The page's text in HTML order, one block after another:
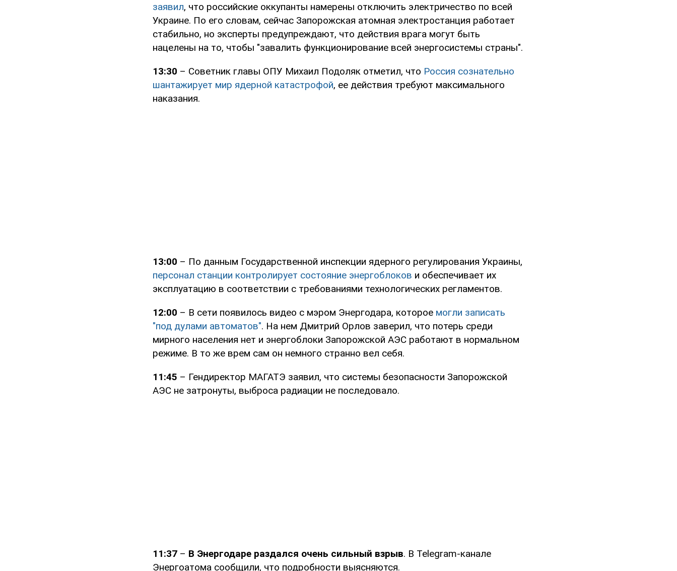
заявил, что российские оккупанты намерены отключить электричество по всей
Украине. По его словам, сейчас Запорожская атомная электростанция работает
стабильно, но эксперты предупреждают, что действия врага могут быть
нацелены на то, чтобы "завалить функционирование всей энергосистемы страны".
13:30 – Советник главы ОПУ Михаил Подоляк отметил, что Россия сознательно
шантажирует мир ядерной катастрофой, ее действия требуют максимального
наказания.
13:00 – По данным Государственной инспекции ядерного регулирования Украины,
персонал станции контролирует состояние энергоблоков и обеспечивает их
эксплуатацию в соответствии с требованиями технологических регламентов.
12:00 – В сети появилось видео с мэром Энергодара, которое могли записать
"под дулами автоматов". На нем Дмитрий Орлов заверил, что потерь среди
мирного населения нет и энергоблоки Запорожской АЭС работают в нормальном
режиме. В то же врем сам он немного странно вел себя.
11:45 – Гендиректор МАГАТЭ заявил, что системы безопасности Запорожской
АЭС не затронуты, выброса радиации не последовало.
11:37 – В Энергодаре раздался очень сильный взрыв. В Telegram-канале
Энергоатома сообщили, что подробности выясняются.